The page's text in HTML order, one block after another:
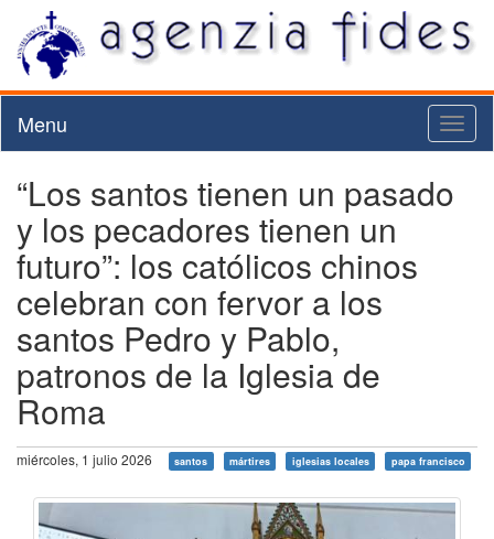
Menu
“Los santos tienen un pasado
y los pecadores tienen un
futuro”: los católicos chinos
celebran con fervor a los
santos Pedro y Pablo,
patronos de la Iglesia de
Roma
miércoles, 1 julio 2026 santos mártires iglesias locales papa francisco